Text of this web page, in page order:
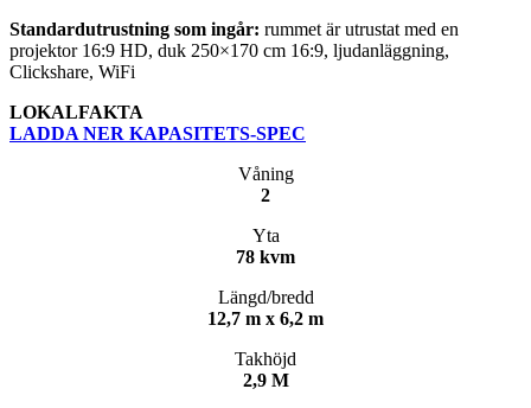
Standardutrustning som ingår: rummet är utrustat med en
projektor 16:9 HD, duk 250×170 cm 16:9, ljudanläggning,
Clickshare, WiFi
LOKALFAKTA
LADDA NER KAPASITETS-SPEC
Våning
2
Yta
78 kvm
Längd/bredd
12,7 m x 6,2 m
Takhöjd
2,9 M